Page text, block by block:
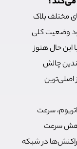
مختلف بلاک
وضعیت کلی
این حال هنوز
چالش
اصلی‌ترین
سرعت
سرعت
در شبکه